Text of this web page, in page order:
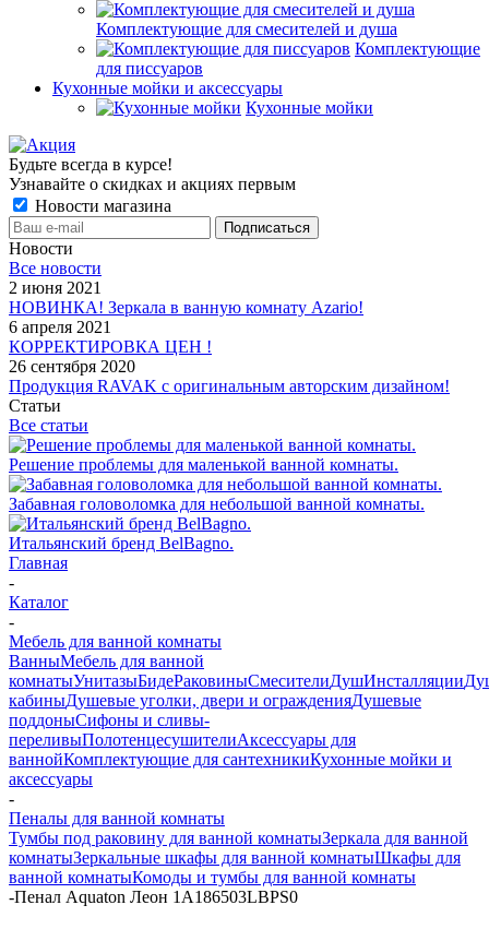
Комплектующие для смесителей и душа
Комплектующие
для писсуаров
Кухонные мойки и аксессуары
Кухонные мойки
Будьте всегда в курсе!
Узнавайте о скидках и акциях первым
Новости магазина
Новости
Все новости
2 июня 2021
НОВИНКА! Зеркала в ванную комнату Azario!
6 апреля 2021
КОРРЕКТИРОВКА ЦЕН !
26 сентября 2020
Продукция RAVAK с оригинальным авторским дизайном!
Статьи
Все статьи
Решение проблемы для маленькой ванной комнаты.
Забавная головоломка для небольшой ванной комнаты.
Итальянский бренд BelBagno.
Главная
-
Каталог
-
Мебель для ванной комнаты
ВанныМебель для ванной
комнатыУнитазыБидеРаковиныСмесителиДушИнсталляции
кабиныДушевые уголки, двери и огражденияДушевые
поддоныСифоны и сливы-
переливыПолотенцесушителиАксессуары для
ваннойКомплектующие для сантехникиКухонные мойки и
аксессуары
-
Пеналы для ванной комнаты
Тумбы под раковину для ванной комнатыЗеркала для ванной
комнатыЗеркальные шкафы для ванной комнатыШкафы для
ванной комнатыКомоды и тумбы для ванной комнаты
-Пенал Aquaton Леон 1A186503LBPS0